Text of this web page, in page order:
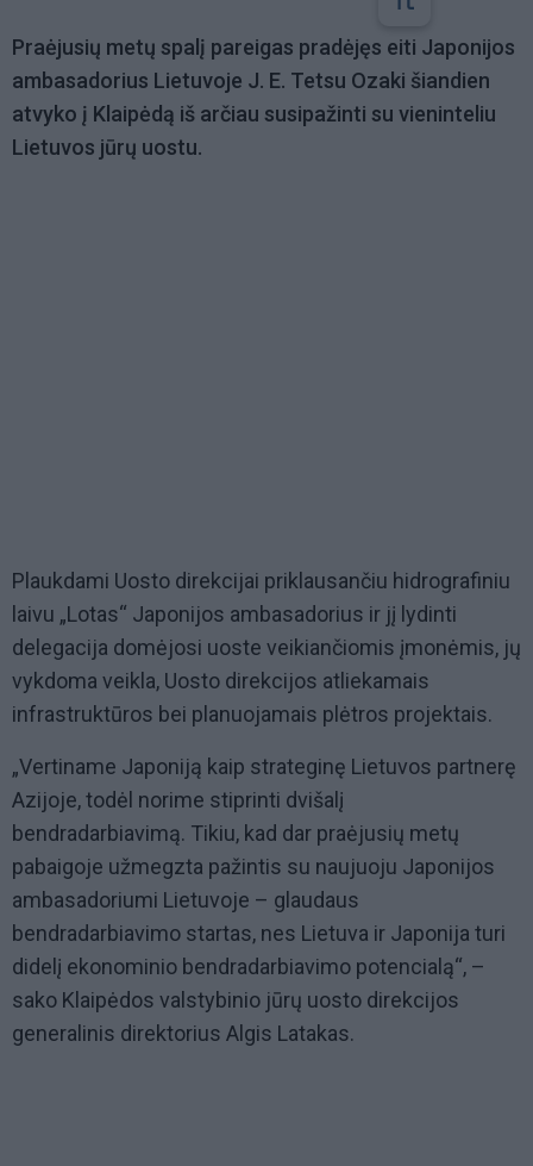
Praėjusių metų spalį pareigas pradėjęs eiti Japonijos
ambasadorius Lietuvoje J. E. Tetsu Ozaki šiandien
atvyko į Klaipėdą iš arčiau susipažinti su vieninteliu
Lietuvos jūrų uostu.
Plaukdami Uosto direkcijai priklausančiu hidrografiniu
laivu „Lotas“ Japonijos ambasadorius ir jį lydinti
delegacija domėjosi uoste veikiančiomis įmonėmis, jų
vykdoma veikla, Uosto direkcijos atliekamais
infrastruktūros bei planuojamais plėtros projektais.
„Vertiname Japoniją kaip strateginę Lietuvos partnerę
Azijoje, todėl norime stiprinti dvišalį
bendradarbiavimą. Tikiu, kad dar praėjusių metų
pabaigoje užmegzta pažintis su naujuoju Japonijos
ambasadoriumi Lietuvoje – glaudaus
bendradarbiavimo startas, nes Lietuva ir Japonija turi
didelį ekonominio bendradarbiavimo potencialą“, –
sako Klaipėdos valstybinio jūrų uosto direkcijos
generalinis direktorius Algis Latakas.